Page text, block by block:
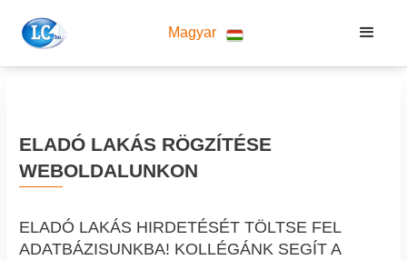
Magyar
ELADÓ LAKÁS RÖGZÍTÉSE
WEBOLDALUNKON
ELADÓ LAKÁS HIRDETÉSÉT TÖLTSE FEL
ADATBÁZISUNKBA! KOLLÉGÁNK SEGÍT A